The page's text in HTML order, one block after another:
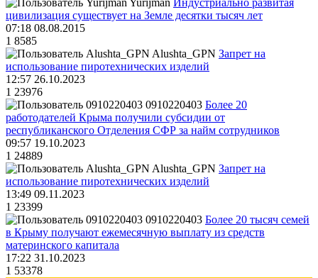
Yurijman Индустриально развитая
цивилизация существует на Земле десятки тысяч лет
07:18 08.08.2015
1 8585
Alushta_GPN Запрет на
использование пиротехнических изделий
12:57 26.10.2023
1 23976
0910220403 Более 20
работодателей Крыма получили субсидии от
республиканского Отделения СФР за найм сотрудников
09:57 19.10.2023
1 24889
Alushta_GPN Запрет на
использование пиротехнических изделий
13:49 09.11.2023
1 23399
0910220403 Более 20 тысяч семей
в Крыму получают ежемесячную выплату из средств
материнского капитала
17:22 31.10.2023
1 53378